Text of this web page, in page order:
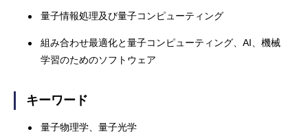
量子情報処理及び量子コンピューティング
組み合わせ最適化と量子コンピューティング、AI、機械
学習のためのソフトウェア
キーワード
量子物理学、量子光学